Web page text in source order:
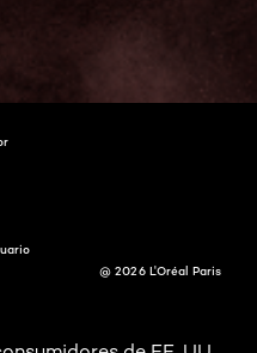
@ 2026 L'Oréal Paris